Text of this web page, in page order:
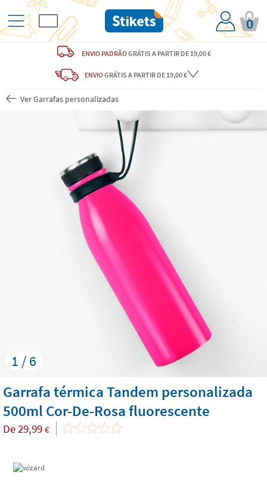
0
ENVIO PADRÃOGRÁTIS A PARTIR DE 19,00 €
ENVIOGRÁTIS A PARTIR DE 19,00 €
Ver Garrafas personalizadas
1 / 6
Garrafa térmica Tandem personalizada
500ml Cor-De-Rosa fluorescente
De29,99 €